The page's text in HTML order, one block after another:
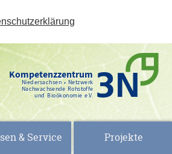
Kompetenzzentrum
Niedersachsen • Netzwerk
Nachwachsende Rohstoffe
und Bioökonomie e.V.
& Service Projekte